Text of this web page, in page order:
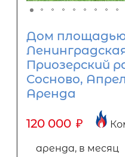
Дом площадью
Приозерский
Сосново,
Аренда
120 000 ₽
аренда, в месяц